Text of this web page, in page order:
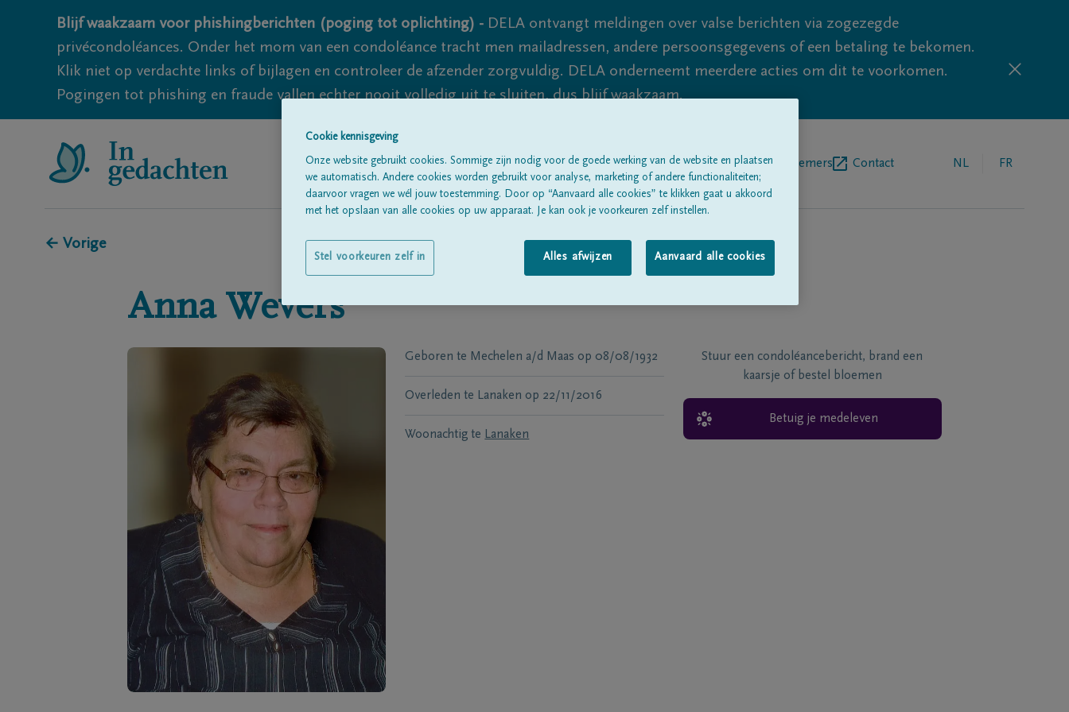
Blijf waakzaam voor phishingberichten (poging tot oplichting) - DELA ontvangt meldingen over valse berichten via zogezegde
privécondoléances. Onder het mom van een condoléance tracht men mailadressen, andere persoonsgegevens of een betaling te bekomen.
Klik niet op verdachte links of bijlagen en controleer de afzender zorgvuldig. DELA onderneemt meerdere acties om dit te voorkomen.
Pogingen tot phishing en fraude vallen echter nooit volledig uit te sluiten, dus blijf waakzaam.
Alle rouwberichtenOver onsBegrafenisondernemers Contact NL FR
← Vorige
Anna Wevers
Geboren te Mechelen a/d Maas op 08/08/1932
Overleden te Lanaken op 22/11/2016
Woonachtig te Lanaken
Stuur een condoléancebericht, brand een
kaarsje of bestel bloemen
Betuig je medeleven
Cookie kennisgeving
Onze website gebruikt cookies. Sommige zijn nodig voor de goede werking van de website en plaatsen
we automatisch. Andere cookies worden gebruikt voor analyse, marketing of andere functionaliteiten;
daarvoor vragen we wél jouw toestemming. Door op “Aanvaard alle cookies” te klikken gaat u akkoord
met het opslaan van alle cookies op uw apparaat. Je kan ook je voorkeuren zelf instellen.
Alles afwijzen Aanvaard alle cookies
Stel voorkeuren zelf in